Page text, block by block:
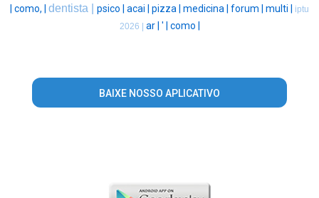
como, | dentista | psico | acai | pizza | medicina | forum | multi |
iptu
2026 | ar | ' | como |
BAIXE NOSSO APLICATIVO